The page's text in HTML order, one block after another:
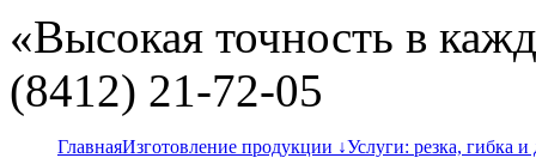
«Высокая точность в
(8412) 21-72-05
ГлавнаяИзготовление продукции ↓Услуги: резка, гибка и